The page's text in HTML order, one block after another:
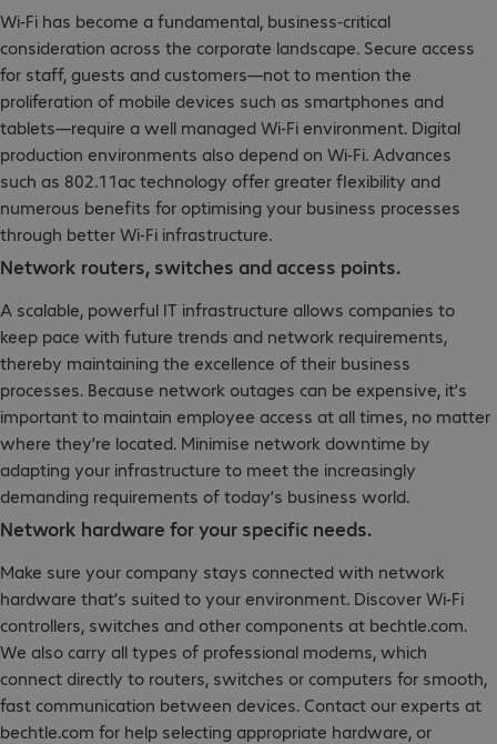
Wi-Fi has become a fundamental, business-critical
consideration across the corporate landscape. Secure access
for staff, guests and customers—not to mention the
proliferation of mobile devices such as smartphones and
tablets—require a well managed Wi-Fi environment. Digital
production environments also depend on Wi-Fi. Advances
such as 802.11ac technology offer greater flexibility and
numerous benefits for optimising your business processes
through better Wi-Fi infrastructure.
Network routers, switches and access points.
A scalable, powerful IT infrastructure allows companies to
keep pace with future trends and network requirements,
thereby maintaining the excellence of their business
processes. Because network outages can be expensive, it’s
important to maintain employee access at all times, no matter
where they’re located. Minimise network downtime by
adapting your infrastructure to meet the increasingly
demanding requirements of today’s business world.
Network hardware for your specific needs.
Make sure your company stays connected with network
hardware that’s suited to your environment. Discover Wi-Fi
controllers, switches and other components at bechtle.com.
We also carry all types of professional modems, which
connect directly to routers, switches or computers for smooth,
fast communication between devices. Contact our experts at
bechtle.com for help selecting appropriate hardware, or